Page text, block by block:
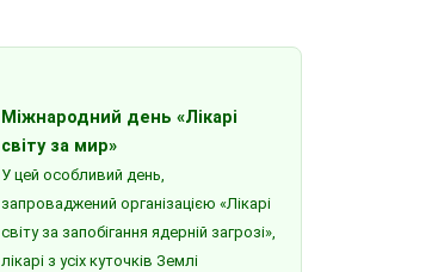
Міжнародний день «Лікарі
світу за мир»
У цей особливий день,
запроваджений організацією «Лікарі
світу за запобігання ядерній загрозі»,
лікарі з усіх куточків Землі